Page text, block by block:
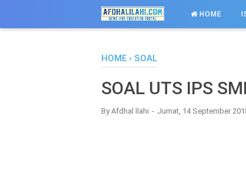
HOME
HOME › SOAL
SOAL UTS IPS
ByAfdhal Ilahi Jumat, 14 September